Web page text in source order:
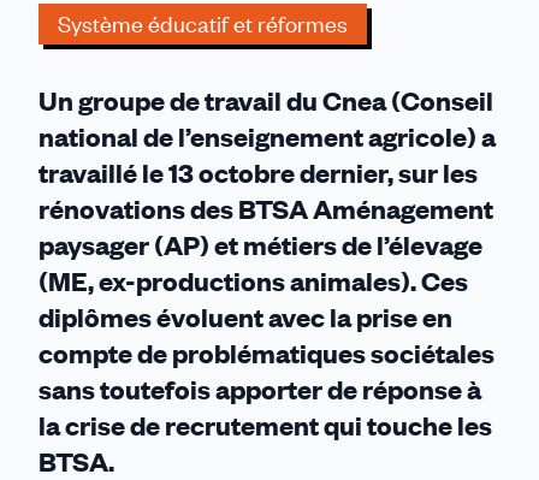
les
rails
Système éducatif et réformes
Un groupe de travail du Cnea (Conseil
national de l’enseignement agricole) a
travaillé le 13 octobre dernier, sur les
rénovations des BTSA Aménagement
paysager (AP) et métiers de l’élevage
(ME, ex-productions animales). Ces
diplômes évoluent avec la prise en
compte de problématiques sociétales
sans toutefois apporter de réponse à
la crise de recrutement qui touche les
BTSA.